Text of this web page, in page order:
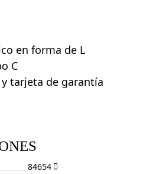
en forma de L
C
tarjeta de garantía
84654